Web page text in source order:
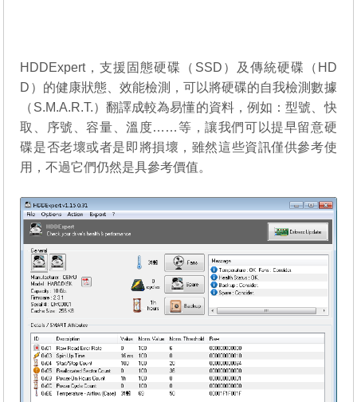
HDDExpert，支援固態硬碟（SSD）及傳統硬碟（HD
D）的健康狀態、效能檢測，可以將硬碟的自我檢測數據
（S.M.A.R.T.）翻譯成較為易懂的資料，例如：型號、快
取、序號、容量、溫度……等，讓我們可以提早留意硬
碟是否老壞或者是即將損壞，雖然這些資訊僅供參考使
用，不過它們仍然是具參考價值。